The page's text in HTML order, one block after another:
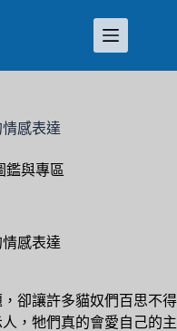
感表達
鑑與專區
感表達
卻讓許多貓奴們百思不得
，牠們真的會愛自己的主